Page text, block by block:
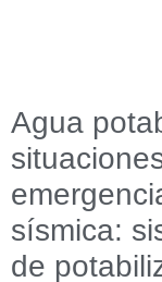
Agua
sísmica:
de